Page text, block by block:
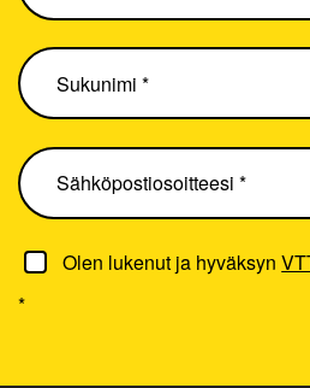
Olen lukenut ja hyväksyn
*